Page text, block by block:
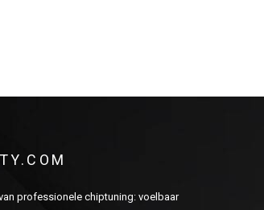
professionele chiptuning: voelbaar